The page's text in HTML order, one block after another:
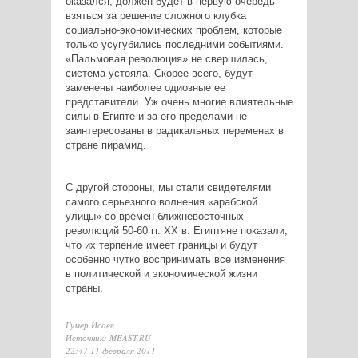
взяться за решение сложного клубка
социально-экономических проблем, которые
только усугубились последними событиями.
«Пальмовая революция» не свершилась,
система устояла. Скорее всего, будут
заменены наиболее одиозные ее
представители. Уж очень многие влиятельные
силы в Египте и за его пределами не
заинтересованы в радикальных переменах в
стране пирамид.
С другой стороны, мы стали свидетелями
самого серьезного волнения «арабской
улицы» со времен ближневосточных
революций 50-60 гг. ХХ в. Египтяне показали,
что их терпение имеет границы и будут
особенно чутко воспринимать все изменения
в политической и экономической жизни
страны.
Гумер Исаев
Источник: MEAST.RU
22:47 11 февраля 2011